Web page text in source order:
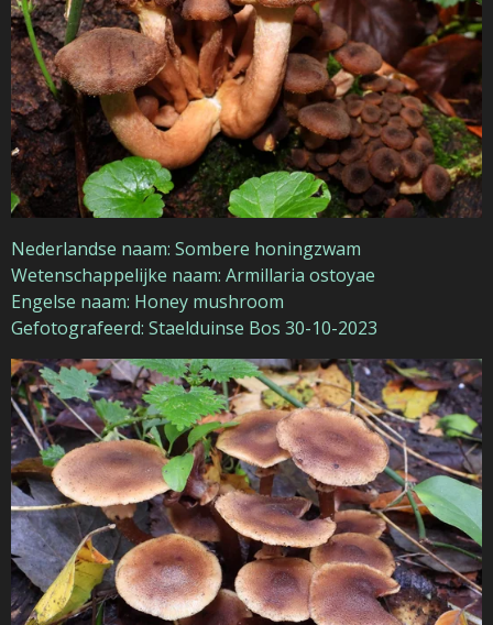
Nederlandse naam: Sombere honingzwam
Wetenschappelijke naam: Armillaria ostoyae
Engelse naam: Honey mushroom
Gefotografeerd: Staelduinse Bos 30-10-2023